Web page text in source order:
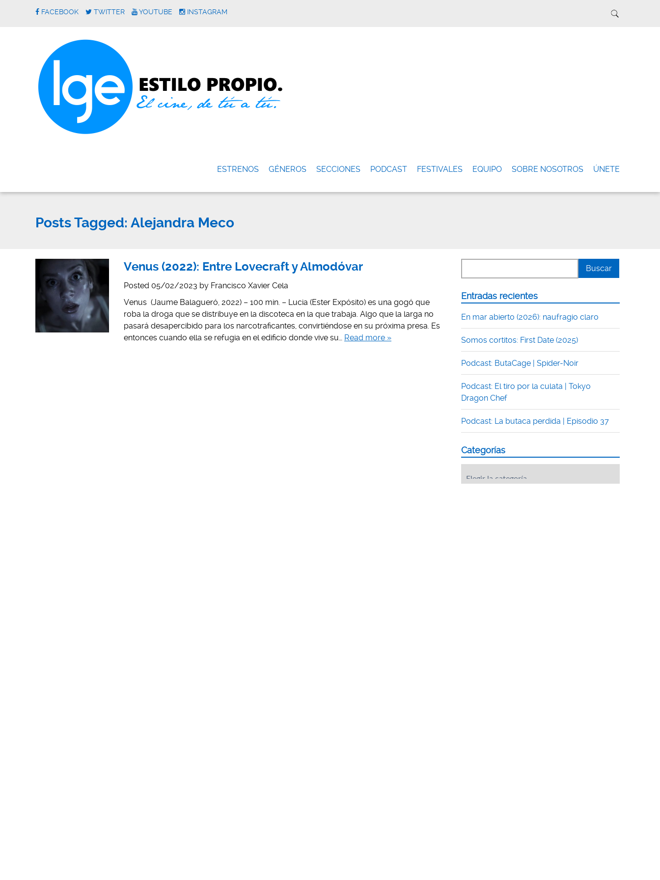
FACEBOOK TWITTER YOUTUBE INSTAGRAM
ESTRENOS GÉNEROS SECCIONES PODCAST FESTIVALES EQUIPO SOBRE NOSOTROS ÚNETE
Posts Tagged: Alejandra Meco
Venus (2022): Entre Lovecraft y Almodóvar
Posted 05/02/2023 by Francisco Xavier Cela
Venus (Jaume Balagueró, 2022) – 100 min. – Lucia (Ester Expósito) es una gogó que
roba la droga que se distribuye en la discoteca en la que trabaja. Algo que la larga no
pasará desapercibido para los narcotraficantes, convirtiéndose en su próxima presa. Es
entonces cuando ella se refugia en el edificio donde vive su… Read more »
Entradas recientes
En mar abierto (2026): naufragio claro
Somos cortitos: First Date (2025)
Podcast: ButaCage | Spider-Noir
Podcast: El tiro por la culata | Tokyo
Dragon Chef
Podcast: La butaca perdida | Episodio 37
Categorías